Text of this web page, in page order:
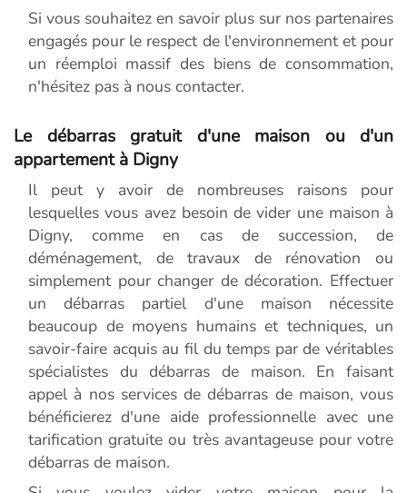
Si vous souhaitez en savoir plus sur nos partenaires
engagés pour le respect de l'environnement et pour
un réemploi massif des biens de consommation,
n'hésitez pas à nous contacter.
Le débarras gratuit d'une maison ou d'un
appartement à Digny
Il peut y avoir de nombreuses raisons pour
lesquelles vous avez besoin de vider une maison à
Digny, comme en cas de succession, de
déménagement, de travaux de rénovation ou
simplement pour changer de décoration. Effectuer
un débarras partiel d'une maison nécessite
beaucoup de moyens humains et techniques, un
savoir-faire acquis au fil du temps par de véritables
spécialistes du débarras de maison. En faisant
appel à nos services de débarras de maison, vous
bénéficierez d'une aide professionnelle avec une
tarification gratuite ou très avantageuse pour votre
débarras de maison.